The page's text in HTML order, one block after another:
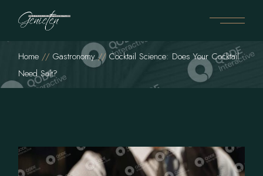
Home Gastronomy
Cocktail Science: Does Your Cocktail
Need Salt?